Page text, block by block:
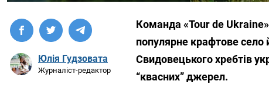
Юлія Гудзовата
Журналіст-редактор
Команда «Tour de
популярне крафтове село
Свидовецького хребтів
“квасних” джерел.